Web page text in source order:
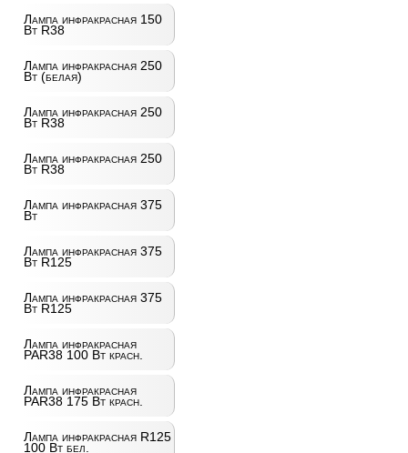
Лампа инфракрасная 150
Вт R38
Лампа инфракрасная 250
Вт (белая)
Лампа инфракрасная 250
Вт R38
Лампа инфракрасная 250
Вт R38
Лампа инфракрасная 375
Вт
Лампа инфракрасная 375
Вт R125
Лампа инфракрасная 375
Вт R125
Лампа инфракрасная
PAR38 100 Вт красн.
Лампа инфракрасная
PAR38 175 Вт красн.
Лампа инфракрасная R125
100 Вт бел.